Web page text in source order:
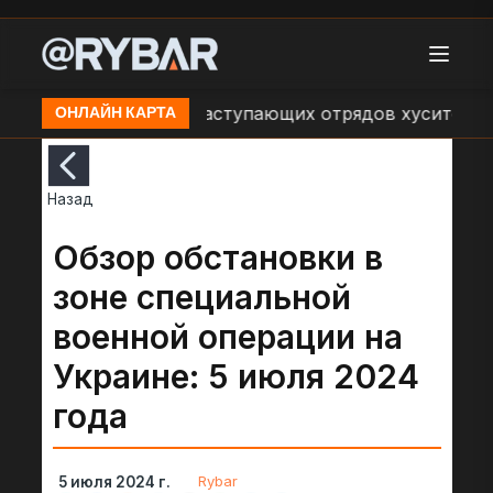
ОНЛАЙН КАРТА
об обстрелах наступающих отрядов хуситов
Назад
Обзор обстановки в
зоне специальной
военной операции на
Украине: 5 июля 2024
года
5 июля 2024 г. Rybar